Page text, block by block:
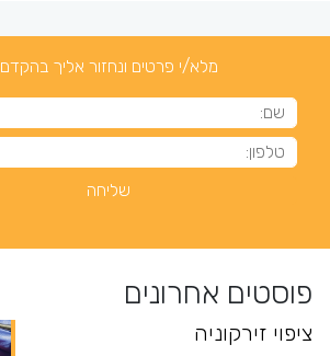
מלא/י פרטים ונחזור אליך בהקדם
פוסטים אחרונים
ציפוי זירקוניה